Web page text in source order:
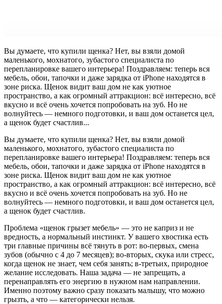
Вы думаете, что купили щенка? Нет, вы взяли домой
маленького, мохнатого, зубастого специалиста по
перепланировке вашего интерьера! Поздравляем: теперь вся
мебель, обои, тапочки и даже зарядка от iPhone находятся в
зоне риска. Щенок видит ваш дом не как уютное
пространство, а как огромный аттракцион: всё интересно, всё
вкусно и всё очень хочется попробовать на зуб. Но не
волнуйтесь — немного подготовки, и ваш дом останется цел,
а щенок будет счастлив...
Вы думаете, что купили щенка? Нет, вы взяли домой
маленького, мохнатого, зубастого специалиста по
перепланировке вашего интерьера! Поздравляем: теперь вся
мебель, обои, тапочки и даже зарядка от iPhone находятся в
зоне риска. Щенок видит ваш дом не как уютное
пространство, а как огромный аттракцион: всё интересно, всё
вкусно и всё очень хочется попробовать на зуб. Но не
волнуйтесь — немного подготовки, и ваш дом останется цел,
а щенок будет счастлив.
Проблема «щенок грызет мебель» — это не каприз и не
вредность, а нормальный инстинкт. У вашего хвостика есть
три главные причины всё тянуть в рот: во-первых, смена
зубов (обычно с 4 до 7 месяцев); во-вторых, скука или стресс,
когда щенок не знает, чем себя занять; в-третьих, природное
желание исследовать. Наша задача — не запрещать, а
перенаправлять его энергию в нужном нам направлении.
Именно поэтому важно сразу показать малышу, что можно
грызть, а что — категорически нельзя.